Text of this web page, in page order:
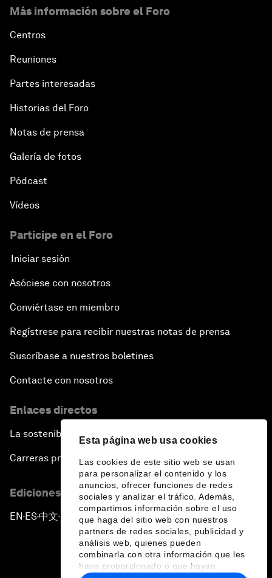
Esta página web usa cookies
Las cookies de este sitio web se usan
para personalizar el contenido y los
anuncios, ofrecer funciones de redes
sociales y analizar el tráfico. Además,
compartimos información sobre el uso
que haga del sitio web con nuestros
partners de redes sociales, publicidad y
análisis web, quienes pueden
combinarla con otra información que les
haya proporcionado o que hayan
Más información sobre el Foro
Centros
Reuniones
Partes interesadas
Historias del Foro
Notas de prensa
Galería de fotos
Pódcast
Vídeos
Participe en el Foro
Iniciar sesión
Asóciese con nosotros
Conviértase en miembro
Regístrese para recibir nuestras notas de prensa
Suscríbase a nuestros boletines
Contacte con nosotros
Enlaces directos
La sostenibilidad en el Foro
Carreras profesionales
Ediciones en otros idiomas
EN ▪ES▪中文▪ 日本語